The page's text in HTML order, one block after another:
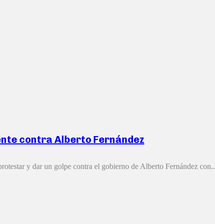
contra Alberto Fernández
y dar un golpe contra el gobierno de Alberto Fernández